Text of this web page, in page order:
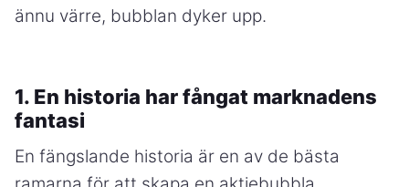
ännu värre, bubblan dyker upp.
1. En historia har fångat marknadens
fantasi
En fängslande historia är en av de bästa